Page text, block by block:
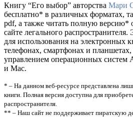
Книгу “Его выбор” авторства Мари
бесплатно* в различных форматах,
pdf, а также читать полную версию*
сайте легального
для использования на электронных
телефонах, смартфонах и
управлением операционных систем
и Mac.
* – На данном веб-ресурсе представлена
книги. Полная версия доступна для
распространителя.
** – Наш сайт не поддерживает пиратскую